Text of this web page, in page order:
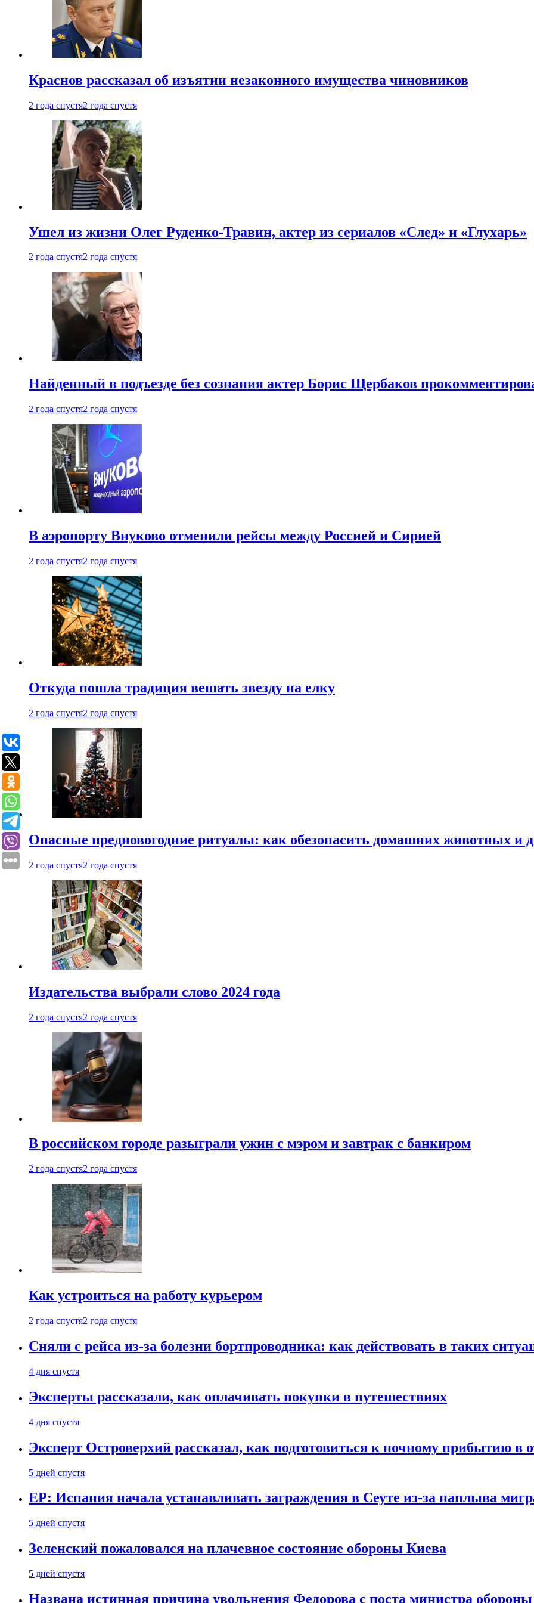
Краснов рассказал об изъятии незаконного имущества чиновников
2 года спустя2 года спустя
Ушел из жизни Олег Руденко-Травин, актер из сериалов «След» и «Глухарь»
2 года спустя2 года спустя
Найденный в подъезде без сознания актер Борис Щербаков
2 года спустя2 года спустя
В аэропорту Внуково отменили рейсы между Россией и Сирией
2 года спустя2 года спустя
Откуда пошла традиция вешать звезду на елку
2 года спустя2 года спустя
Опасные предновогодние ритуалы: как обезопасить домашних животных и
2 года спустя2 года спустя
Издательства выбрали слово 2024 года
2 года спустя2 года спустя
В российском городе разыграли ужин с мэром и завтрак с банкиром
2 года спустя2 года спустя
Как устроиться на работу курьером
2 года спустя2 года спустя
Сняли с рейса из-за болезни бортпроводника: как действовать в таких
4 дня спустя
Эксперты рассказали, как оплачивать покупки в путешествиях
4 дня спустя
Эксперт Островерхий рассказал, как подготовиться к ночному прибытию в
5 дней спустя
EP: Испания начала устанавливать заграждения в Сеуте из-за наплыва
5 дней спустя
Зеленский пожаловался на плачевное состояние обороны Киева
5 дней спустя
Названа истинная причина увольнения Федорова с поста министра